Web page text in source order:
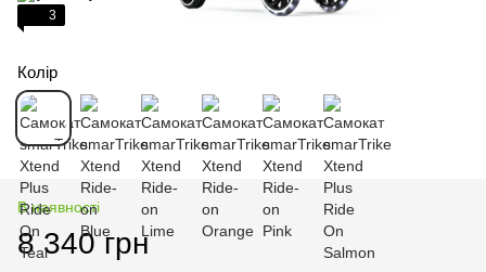
3
Колір
В наявності
8 340 грн